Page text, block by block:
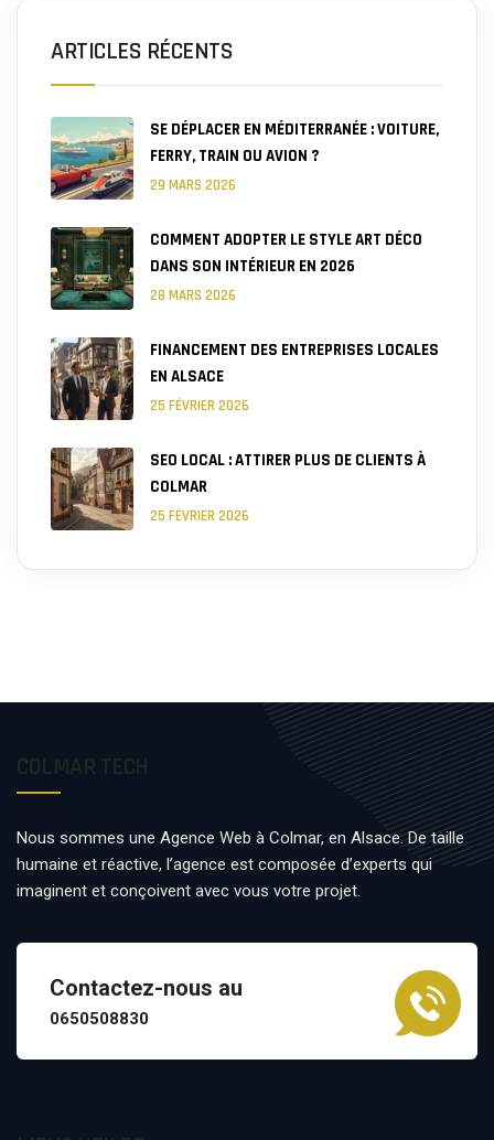
ARTICLES RÉCENTS
SE DÉPLACER EN MÉDITERRANÉE : VOITURE,
FERRY, TRAIN OU AVION ?
29 MARS 2026
COMMENT ADOPTER LE STYLE ART DÉCO
DANS SON INTÉRIEUR EN 2026
28 MARS 2026
FINANCEMENT DES ENTREPRISES LOCALES
EN ALSACE
25 FÉVRIER 2026
SEO LOCAL : ATTIRER PLUS DE CLIENTS À
COLMAR
25 FÉVRIER 2026
Nous sommes une Agence Web à Colmar, en Alsace. De taille
humaine et réactive, l’agence est composée d’experts qui
imaginent et conçoivent avec vous votre projet.
Contactez-nous au
0650508830